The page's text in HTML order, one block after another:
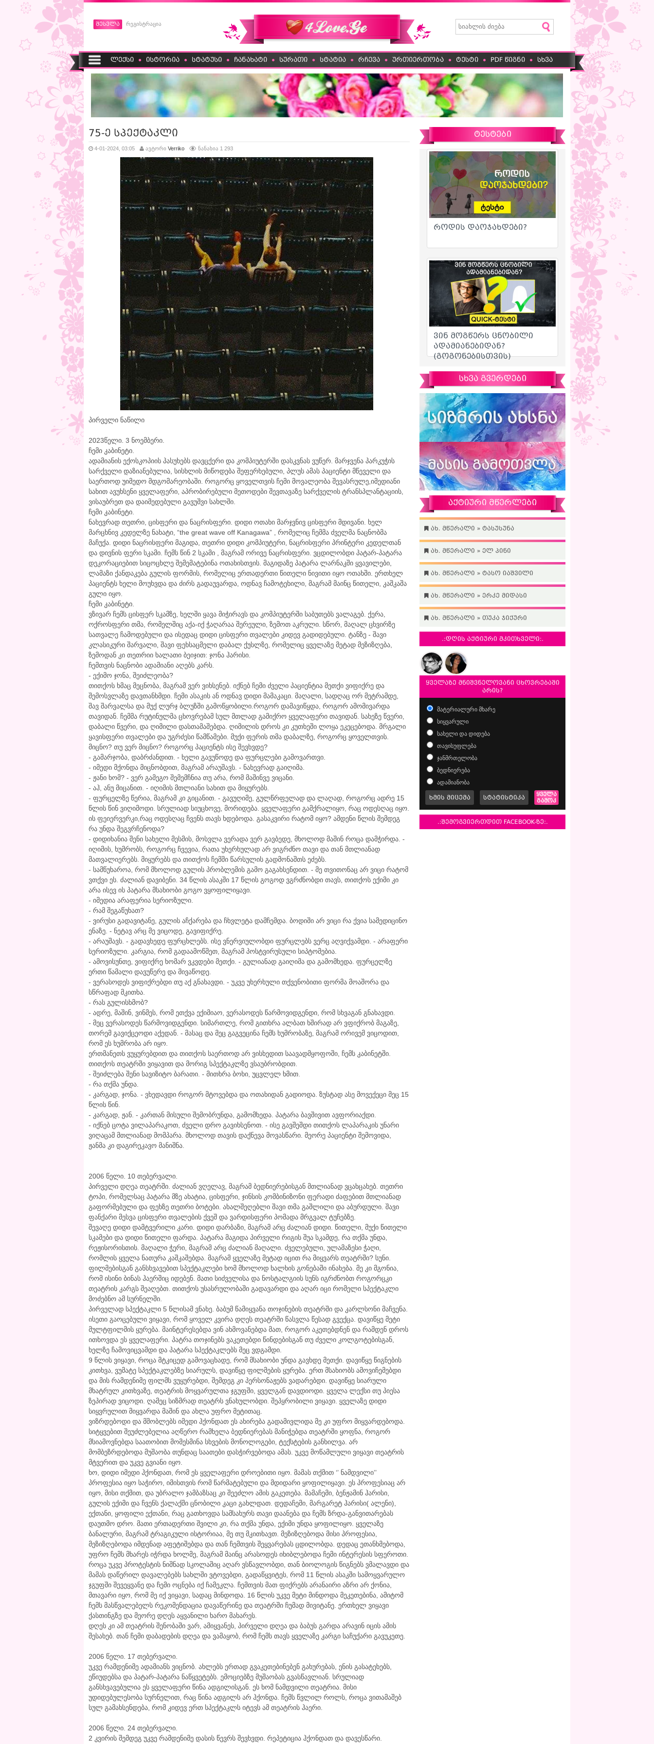
შესვლა რეგისტრაცია
ლექსი ისტორია სტატუსი ჩანახატი სურათი სტატია რჩევა ურთიერთობა ტესტი PDF წიგნი სხვა
75-ე სპექტაკლი
4-01-2024, 03:05 ავტორი Verriko ნანახია 1 293
პირველი ნაწილი
2023წელი. 3 ნოემბერი.
ჩემი კაბინეტი.
ადამიანის ექოსკოპიის პასუხებს დავცქერი და კომპიუტერში დასკვნას ვუწერ. მარჯვენა პარკუჭის
სარქველი დაზიანებულია, სისხლის მიწოდება შეფერხებული, პლუს ამას პაციენტი მწეველი და
საერთოდ უიმედო მდგომარეობაში. როგორც ყოველთვის ჩემი მოვალეობა შევასრულე,იმედიანი
სახით ავუხსენი ყველაფერი, აპრობირებული მეთოდები შევთავაზე სარქველის ტრანსპლანტაციის,
ვისაუბრეთ და დაიმედებული გავუშვი სახლში.
ჩემი კაბინეტი.
ნახევრად თეთრი, ცისფერი და ნაცრისფერი. დიდი ოთახი მარჯვნივ ცისფერი მდივანი. ხელ
მარცხნივ კედელზე ნახატი, “the great wave off Kanagawa” , რომელიც ჩემმა ძველმა ნაცნობმა
მაჩუქა. დიდი ნაცრისფერი მაგიდა, თეთრი დიდი კომპიუტერი, ნაცრისფერი პრინტერი კედელთან
და დივნის ფერი სკამი. ჩემს წინ 2 სკამი , მაგრამ ორივე ნაცრისფერი. ვცდილობდი პატარ-პატარა
დეკორაციებით სიცოცხლე შემემატებინა ოთახისთვის. მაგიდაზე პატარა ლარნაკში ყვავილები,
ლამაზი ქანდაკება გულის ფორმის, რომელიც ერთადერთი წითელი ნივითი იყო ოთახში. ერთხელ
პაციენტს ხელი მოუხვდა და ძირს გადაუვარდა, ოდნავ ჩამოტეხილი, მაგრამ მაინც წითელი, კაშკაშა
გული იყო.
ჩემი კაბინეტი.
ვზივარ ჩემს ცისფერ სკამზე, ხელში ყავა მიჭირავს და კომპიუტერში საბუთებს ვალაგებ. ქერა,
ოქროსფერი თმა, რომელშიც აქა-იქ ჭაღარაა შერეული, ზემოთ აკრული. სწორ, მაღალ ცხვირზე
სათვალე ჩამოდებული და ისედაც დიდი ცისფერი თვალები კიდევ გადიდებული. ტანზე - შავი
კლასიკური შარვალი, შავი ფეხსაცმელი დაბალ ქუსლზე, რომელიც ყველაზე მეტად მეზიზღება,
ზემოდან კი თეთრიი ხალათი ბეიჯით: ჯონა ჰარისი.
ჩემთვის ნაცნობი ადამიანი აღებს კარს.
- ექიმო ჯონა, შეიძლეობა?
თითქოს ხმაც მეცნობა, მაგრამ ვერ ვიხსენებ. იქნებ ჩემი ძველი პაციენტია მეთქი ვიფიქრე და
შემოსვლაზე დავთანხმდი. ჩემი ასაკის ან ოდნავ დიდი მამაკაცი. მაღალი, სადღაც ორ მეტრამდე,
შავ შარვალსა და მუქ ლურჯ ბლუზში გამოწყობილი.როგორ დამავიწყდა, როგორ ამომივარდა
თავიდან. ჩემმა რუტინულმა ცხოვრებამ სულ მთლად გამიქრო ყველაფერი თავიდან. სახეზე წვერი,
დაბალი წვერი, და ღიმილი დასთამაშებდა. ღიმილის დროს კი კუთხეში ლოყა ეკეცებოდა. მრგალი
ყავისფერი თვალები და უგრძესი წამწამები. მუქი ფერის თმა დაბალზე, როგორც ყოველთვის.
მიცნო? თუ ვერ მიცნო? როგორც პაციენტს ისე შევხვდე?
- გამარჯობა, დაბრძანდით. - ხელი გავუწოდე და ფურცლები გამოვართვი.
- იმედი მქონდა მიცნობდით, მაგრამ არაუშავს. - ნახევრად გაიღიმა.
- ჟანი ხომ? - ვერ გამეგო შემემჩნია თუ არა, რომ მაშინვე ვიცანი.
- აჰ, ანუ მიცანით. - იღიმის მთლიანი სახით და მიყურებს.
- ფურცელზე წერია, მაგრამ კი გიცანით. - გავუღიმე, გულწრფელად და ლაღად, როგორც ადრე 15
წლის წინ ვიღიმოდი. სრულიად სიუცხოვე, მორიდება. ყველაფერი გამქრალიყო, რაც ოდესღაც იყო.
ის ფეიერვერკი,რაც ოდესღაც ჩვენს თავს ხდებოდა. გასაკვირი რატომ იყო? ამდენი წლის შემდეგ
რა უნდა შეგვრჩენოდა?
- დიდიხანია შენი სახელი მესმის, მოსვლა ვერადა ვერ გავბედე, მხოლოდ მაშინ როცა დამჭირდა. -
იღიმის, ხუმრობს, როგორც ჩვევია, რათა უხერხულად არ ვიგრძნო თავი და თან მთლიანად
მათვალიერებს. მიყურებს და თითქოს ჩემში წარსულის გადმონაშთს ეძებს.
- სამწუხაროა, რომ მხოლოდ გულის პრობლემის გამო გაგახსენდით. - მე თვითონაც არ ვიცი რატომ
ვთქვი ეს. ძალიან დავიბენი. 34 წლის ასაკში 17 წლის გოგოდ ვგრძნობდი თავს, თითქოს ექიმი კი
არა ისევ ის პატარა მსახიობი გოგო ვყოფილიყავი.
- იმედია არაფერია სერიოზული.
- რამ შეგაწუხათ?
- ვირუსი გადავიტანე, გულის აჩქარება და ჩხვლეტა დამჩემდა. ბოდიში არ ვიცი რა ქვია სამედიცინო
ენაზე. - ნეტავ არც მე ვიცოდე, გავიფიქრე.
- არაუშავს. - გადავხედე ფურცხლებს. ისე ვნერვიულობდი ფურცლებს ვერც აღვიქვამდი. - არაფერი
სერიოზული. კარგია, რომ გადაამოწმეთ, მაგრამ პოსტვირუსული სიპტომებია.
- ამოვისუნთე, ვიფიქრე ხომარ ვკვდები მეთქი. - გულიანად გაიღიმა და გამომხედა. ფურცელზე
ერთი წამალი დავუწერე და მივაწოდე.
- ვერასოდეს ვიფიქრებდი თუ აქ გნახავდი. - უკვე უხერხული თქვენობითი ფორმა მოაშორა და
სწრაფად მკითხა.
- რას გულისხმობ?
- ადრე, მაშინ, ვინმეს, რომ ეთქვა ექიმიაო, ვერასოდეს წარმოვიდგენდი, რომ სხვაგან გნახავდი.
- მეც ვერასოდეს წარმოვიდგენდი. სიმართლე, რომ გითხრა ალბათ ხშირად არ ვფიქრობ მაგაზე,
თორემ გავიქცეოდი აქედან. - მასაც და მეც გაგვეცინა ჩემს ხუმრობაზე, მაგრამ ორივემ ვიცოდით,
რომ ეს ხუმრობა არ იყო.
ერთმანეთს ვუყურებდით და თითქოს საერთოდ არ ვისხედით საავადმყოფოში, ჩემს კაბინეტში.
თითქოს თეატრში ვიყავით და მორიგ სპექტაკლზე ვსაუბრობდით.
- შეიძლება შენი სავიზიტო ბარათი. - მითხრა ბოხი, უცვლელ ხმით.
- რა თქმა უნდა.
- კარგად, ჯონა. - ვხედავდი როგორ მტოვებდა და ოთახიდან გადიოდა. ზუსტად ასე მოვექეცი მეც 15
წლის წინ.
- კარგად, ჟან. - კართან მისული შემობრუნდა, გამომხედა. პატარა ბავშივით ავფორიაქდი.
- იქნებ ცოტა ვილაპარაკოთ, ძველი დრო გავიხსენოთ. - ისე გავშეშდი თითქოს ლაპარაკის უნარი
ვიღაცამ მთლიანად მომპარა. მხოლოდ თავის დაქნევა მოვასწარი. მეორე პაციენტი შემოვიდა,
ჟანმა კი დაგირეკავო მანიშნა.
2006 წელი. 10 თებერვალი.
პირველი დღეა თეატრში. ძალიან ვღელავ, მაგრამ ბედნიერებისგან მთლიანად ვცახცახებ. თეთრი
ტოპი, რომელსაც პატარა მზე ახატია, ცისფერი, ჯინსის კომბინიზონი ფერადი ძაფებით მთლიანად
გაფორმებული და ფეხზე თეთრი ბოტები. ახალშეღებლი შავი თმა გაშლილი და აბურდული. შავი
ფანქარი მესვა ცისფერი თვალების ქვეშ და ვარდისფერი პომადა მრგვალ ტუჩებზე.
შევაღე დიდი დამტვერილი კარი. დიდი დარბაზი, მაგრამ არც ძალიან დიდი. წითელი, მუქი წითელი
სკამები და დიდი წითელი ფარდა. პატარა მაგიდა პირველი რიგის შუა სკამდე, რა თქმა უნდა,
რეჟისორისთის. მაღალი ჭერი, მაგრამ არც ძალიან მაღალი. ძველებული, ულამაზესი ჭაღი,
რომლის ყველა ნათურა კაშკაშებდა. მაგრამ ყველაზე მეტად იცით რა მიყვარს თეატრში? სუნი.
ფილმებისგან განსხვავებით სპექტაკლები ხომ მხოლოდ ხალხის გონებაში ინახება. მე კი მგონია,
რომ ისინი ბინას ჰაერშიც იდებენ. მათი სიძველისა და ნოსტალგიის სუნს იგრძნობთ როგორცკი
თეატრის კარგს შეაღებთ. თითქოს უსასრულობაში გადავარდი და აღარ იცი რომელი სპექტაკლი
მოძებნო ამ სურნელში.
პირველად სპექტაკლი 5 წლისამ ვნახე. ბაბუმ წამიყვანა თოჯინების თეატრში და კარლსონი მაჩვენა.
ისეთი გაოცებული ვიყავი, რომ ყოველ კვირა დღეს თეატრში წასვლა წესად გვექცა. დავიწყე მეტი
მულტფილმის ყურება. მაინტერესებდა ვინ ახმოვანებდა მათ, როგორ აკეთებდნენ და რამდენ დროს
ითხოვდა ეს ყველაფერი. პატრა თოჯინებს ვაკეთებდი წინდებისგან თუ ძველი კოლგოტებისგან,
ხელზე ჩამოვიცვამდი და პატარა სპექტაკლებს მეც ვდგამდი.
9 წლის ვიყავი, როცა მტკიცედ გამოვაცხადე, რომ მსახიობი უნდა გავხდე მეთქი. დავიწყე წიგნების
კითხვა, ვუმატე სპექტაკლებზე სიარულს, დავიწყე ფილმების ყურება. ერთ მსახიობს ამოვიჩემებდი
და მის რამდენიმე ფილმს ვუყურებდი, შემდეგ კი პერსონაჟებს ვადარებდი. დავიწყე სიარული
მხატრულ კითხვაზე, თეატრის მოყვარულთა ჯგუფში, ყველგან დავდიოდი. ყველა ლექსი თუ პიესა
ზეპირად ვიცოდი. ღამეც სიზმრად თეატრს ვნახულობდი. შეპყრობილი ვიყავი. ყველაზე დიდი
სიყვრულით მიყვარდა მაშინ და ახლა უფრო მეტითაც.
ვიზრდებოდი და მშობლებს იმედი ჰქონდათ ეს ახირება გადამივლიდა მე კი უფრო მიყვარდებოდა.
სიტყვებით შეუძლებელია აღწერო რამხელა ბედნიერებას მანიჭებდა თეატრში ყოფნა, როგორ
მსიამოვნებდა საათობით მომესმინა სხვების მონოლოგები, ტექსტების განხილვა. არ
მომბეზრდებოდა მუშაობა თუნდაც საათები დასჭირვებოდა ამას. უკვე მოწამლული ვიყავი თეატრის
მტვერით და უკვე გვიანი იყო.
ხო, დიდი იმედი ჰქონდათ, რომ ეს ყველაფერი დროებითი იყო. მამას თქმით ‘’ ნამდვილი’’
პროფესია იყო საჭირო, იმისთვის რომ წარმატებული და მდიდარი ყოფილიყავი. ეს პროფესიაც არ
იყო, მისი თქმით, და უბრალო ჯამბაზსაც კი შეეძლო ამის გაკეთება. მამაჩემი, ბენჟამინ ჰარისი,
გულის ექიმი და ჩვენს ქალაქში ცნობილი კაცი გახლდათ. დედაჩემი, მარგარეტ ჰარისი( ალენი),
ექთანი, ყოფილი ექთანი, რაც გათხოვდა სამსახურს თავი დაანება და ჩემს ზრდა-განვითარებას
დაუთმო დრო. მათი ერთადერთი შვილი კი, რა თქმა უნდა, ექიმი უნდა ყოფილიყო. ყველაზე
ბანალური, მაგრამ ტრაგიკული ისტორიაა, მე თუ მკითხავთ. მეზიზღებოდა მისი პროფესია,
მეზიზღებოდა იმდენად აფეტიშებდა და თან ჩემთვის შეყვარებას ცდილობდა. დედაც ეთანხმებოდა,
უფრო ჩემს მხარეს იჭრდა ხოლმე, მაგრამ მაინც არასოდეს იხიბლებოდა ჩემი ინტერესის სფეროთი.
როცა უკვე პროტესტის ნიშნად სკოლაშიც აღარ ვსწავლობდი, თან ბიოლოგის წიგნებს ვმალავდი და
მამას დაწერილ დავალებებს სახლში ვტოვებდი, გადაწყვიტეს, რომ 11 წლის ასაკში სამოყვარულო
ჯგუფში შევეყვანე და ჩემი ოცნება იქ ჩამეკლა. ჩემთვის მათ ფიქრებს არანაირი აზრი არ ქონია,
მთავარი იყო, რომ მე იქ ვიყავი, სადაც მინდოდა. 16 წლის უკვე მეტი მინდოდა მეკეთებინა, ამიტომ
ჩემს მასწვალებელს რეკომენდაცია დავაწერინე და თეატრში ჩუმად მივიტანე. ერთხელ ვიყავი
ქასთინგზე და მეორე დღეს აყვანილი ხარო მახარეს.
დღეს კი ამ თეატრის შენობაში ვარ, ამიყვანეს, პირველი დღეა და ბაბუს გარდა არავინ იცის ამის
შესახებ. თან ჩემი დაბადების დღეა და ვამაყობ, რომ ჩემს თავს ყველაზე კარგი საჩუქარი გავუკეთე.
2006 წელი. 17 თებერვალი.
უკვე რამდენიმე ადამიანს ვიცნობ. ახლებს ერთად გვაკეთებინებენ გახურებას, ენის გასატეხებს,
ეწიუდებსა და პატარ-პატარა ნაწყვეტებს. ემოციებზე მუშაობას გვასწავლიან. სრულიად
განსხვავებულია ეს ყველაფერი წინა ადგილისგან. ეს ხომ ნამდვილი თეატრია. მისი
უდიდებულესობა სურნელით, რაც წინა ადგილს არ ჰქონდა. ჩემს წვლილ როლს, როცა ვითამაშებ
სულ გამახსენდება, რომ კიდევ ერთ სპექტაკლს იტევს ამ თეატრის ჰაერი.
2006 წელი. 24 თებერვალი.
2 კვირის შემდეგ უკვე რამდენიმე დასის წევრს შევხვდი. რეპეტიცია ჰქონდათ და დავესწარი.
ტესტები
სხვა გვერდები
აქტიური მწერლები
ახ. მწერალი » ტასუსუნა
ახ. მწერალი » ელ პინი
ახ. მწერალი » ტასო იაშვილი
ახ. მწერალი » ერკე მიდასი
ახ. მწერალი » თუკა ჯიქური
.:დღის აქტიური მკითხველი:.
ყველაზე მნიშვნელოვანი ცხოვრებაში
არის?
მატერიალური მხარე
სიყვარული
სახელი და დიდება
თავისუფლება
ჯანმრთელობა
ბედნიერება
ადამიანობა
ხმის მიცემა სტატისტიკა
ყველა
გამოკ
.:შემოგვიერთდით FACEBOOK-ზე:.